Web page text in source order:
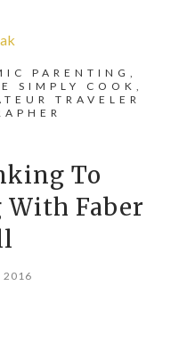
PARENTING,
SIMPLY COOK,
TRAVELER
To
Faber
2016